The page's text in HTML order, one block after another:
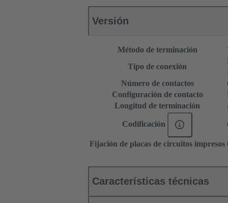
Versión
Método de terminación
Tipo de conexión
Número de contactos
Configuración de contacto
Longitud de terminación
Codificación
Fijación de placas de circuitos impresos
Características técnicas